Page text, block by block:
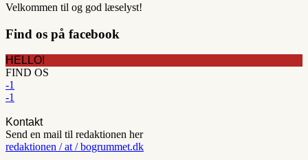
Velkommen til og god læselyst!
Find os på facebook
HELLO!
FIND OS
-1
-1
Kontakt
Send en mail til redaktionen her
redaktionen / at / bogrummet.dk